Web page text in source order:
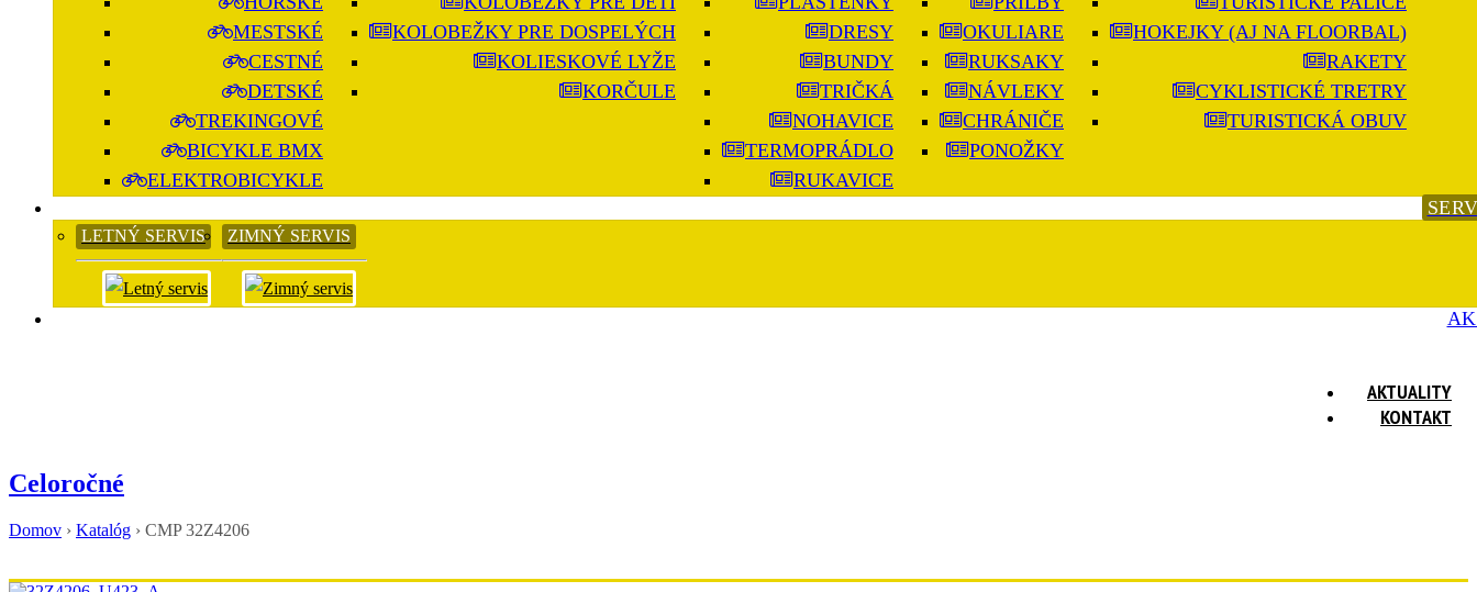
MESTSKÉ
CESTNÉ
DETSKÉ
TREKINGOVÉ
BICYKLE BMX
ELEKTROBICYKLE
KOLOBEŽKY PRE DOSPELÝCH
KOLIESKOVÉ LYŽE
KORČULE
DRESY
BUNDY
TRIČKÁ
NOHAVICE
TERMOPRÁDLO
RUKAVICE
OKULIARE
RUKSAKY
NÁVLEKY
CHRÁNIČE
PONOŽKY
HOKEJKY (AJ NA FLOORBAL)
RAKETY
CYKLISTICKÉ TRETRY
TURISTICKÁ OBUV
LETNÝ SERVIS ZIMNÝ SERVIS
AKTUALITY
KONTAKT
Celoročné
Domov › Katalóg › CMP 32Z4206